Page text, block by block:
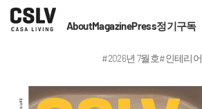
AboutMagazinePress정기구독
#2026년 7월호#인테리어